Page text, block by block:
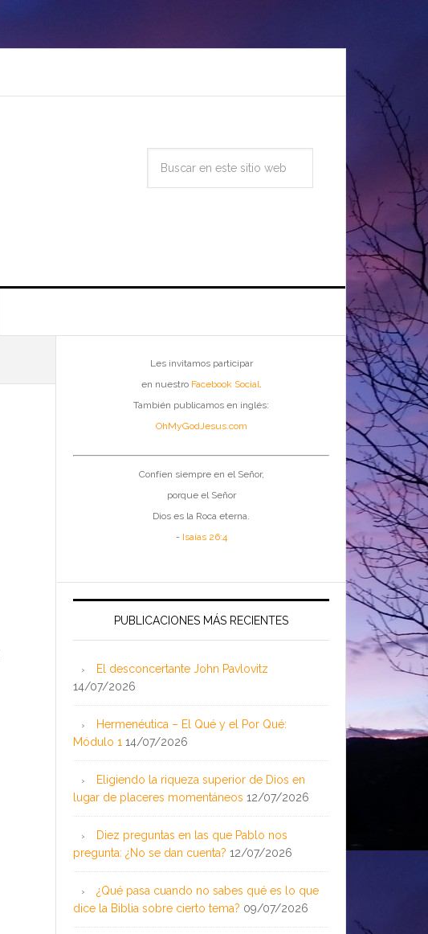
Les invitamos participar
en nuestro Facebook Social.
También publicamos en inglés:
OhMyGodJesus.com
Confíen siempre en el Señor,
porque el Señor
Dios es la Roca eterna.
- Isaías 26:4
PUBLICACIONES MÁS RECIENTES
El desconcertante John Pavlovitz
14/07/2026
Hermenéutica – El Qué y el Por Qué:
Módulo 1 14/07/2026
Eligiendo la riqueza superior de Dios en
lugar de placeres momentáneos 12/07/2026
Diez preguntas en las que Pablo nos
pregunta: ¿No se dan cuenta? 12/07/2026
¿Qué pasa cuando no sabes qué es lo que
dice la Biblia sobre cierto tema? 09/07/2026